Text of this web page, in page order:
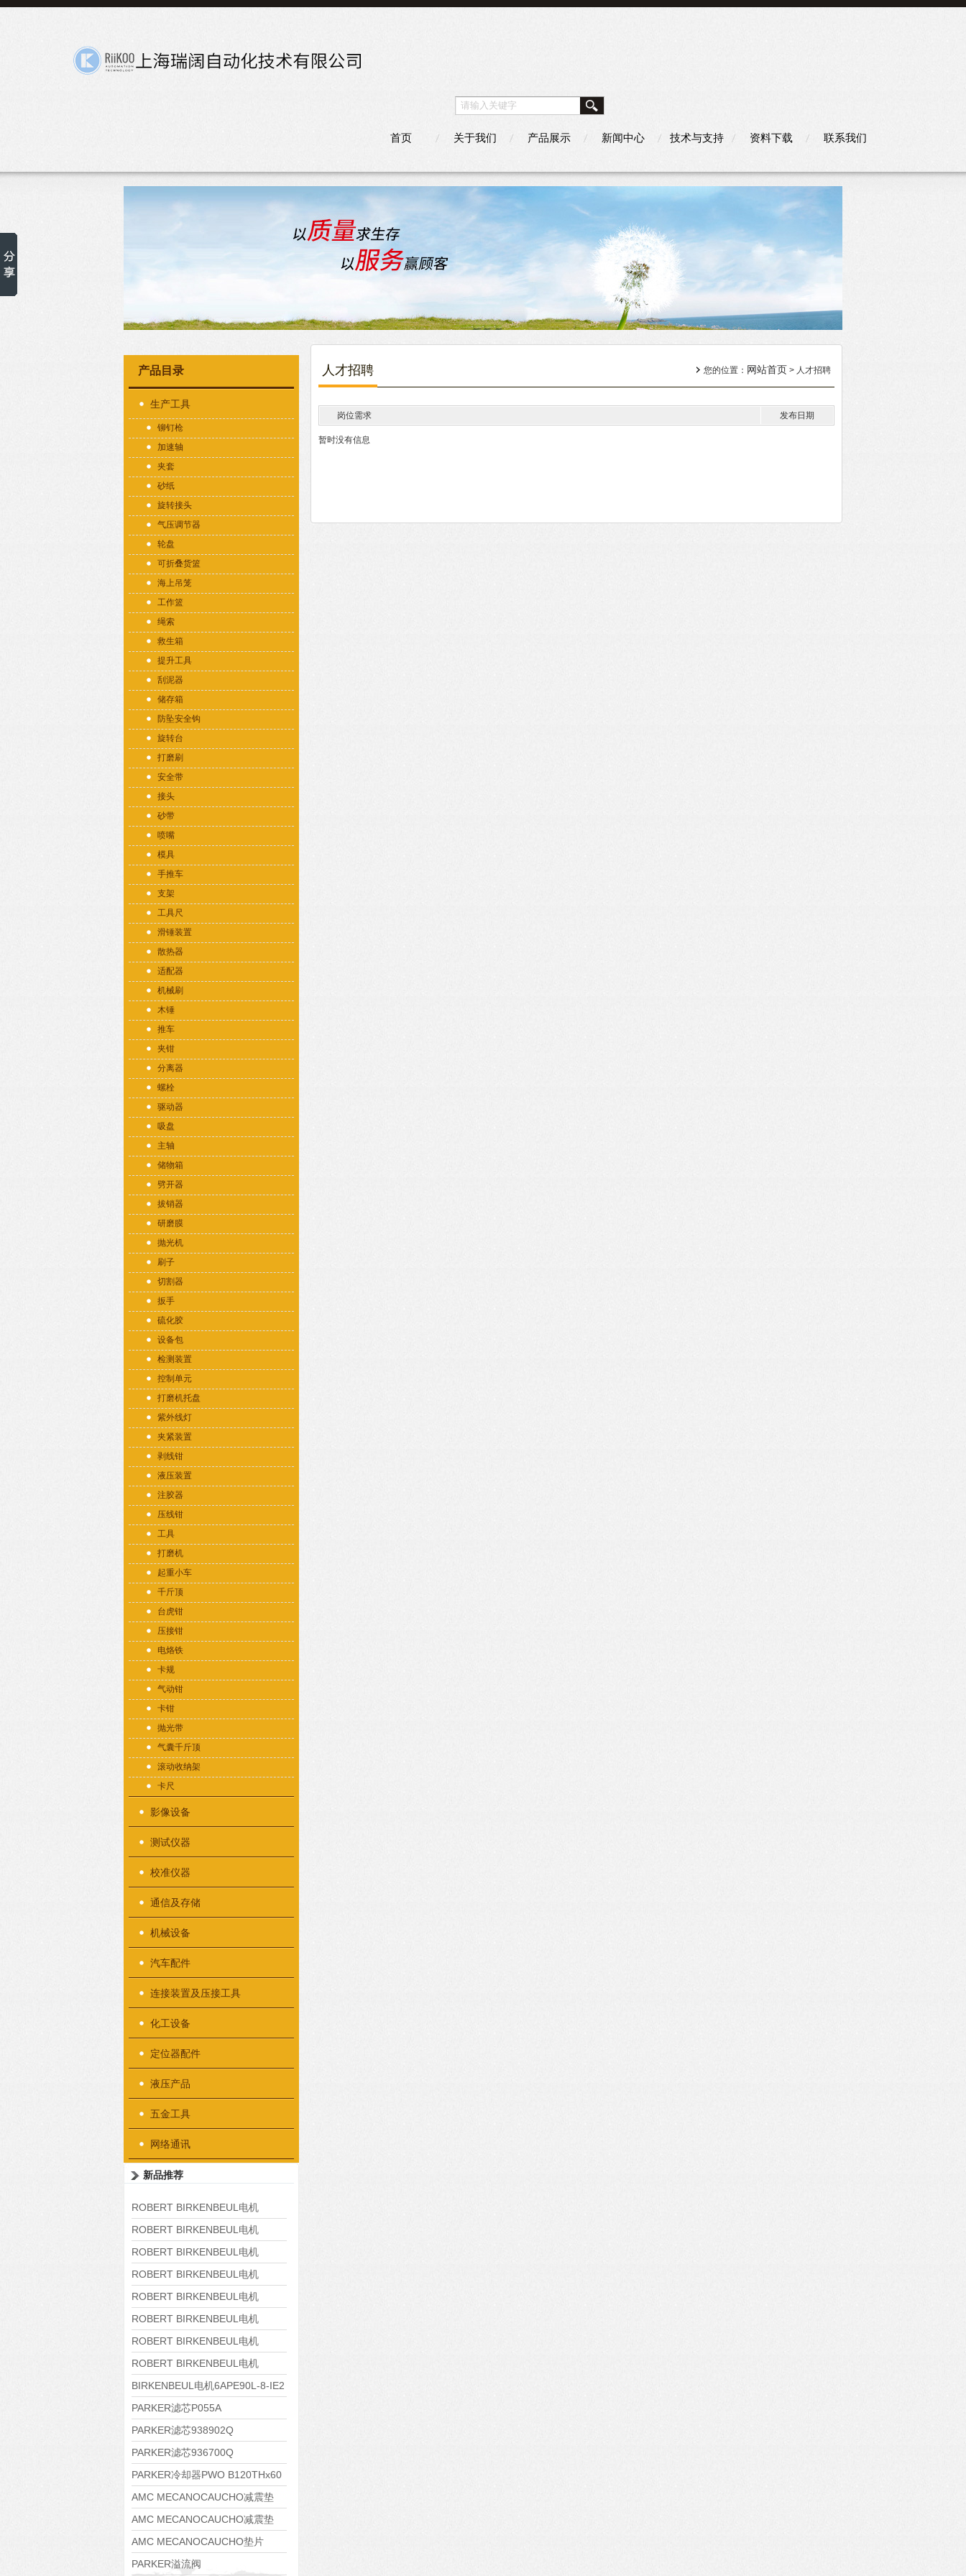
首页 关于我们 产品展示 新闻中心 技术与支持 资料下载 联系我们
产品目录
生产工具
铆钉枪
加速轴
夹套
砂纸
旋转接头
气压调节器
轮盘
可折叠货篮
海上吊笼
工作篮
绳索
救生箱
提升工具
刮泥器
储存箱
防坠安全钩
旋转台
打磨刷
安全带
接头
砂带
喷嘴
模具
手推车
支架
工具尺
滑锤装置
散热器
适配器
机械刷
木锤
推车
夹钳
分离器
螺栓
驱动器
吸盘
主轴
储物箱
劈开器
拔销器
研磨膜
抛光机
刷子
切割器
扳手
硫化胶
设备包
检测装置
控制单元
打磨机托盘
紫外线灯
夹紧装置
剥线钳
液压装置
注胶器
压线钳
工具
打磨机
起重小车
千斤顶
台虎钳
压接钳
电烙铁
卡规
气动钳
卡钳
抛光带
气囊千斤顶
滚动收纳架
卡尺
影像设备
测试仪器
校准仪器
通信及存储
机械设备
汽车配件
连接装置及压接工具
化工设备
定位器配件
液压产品
五金工具
网络通讯
新品推荐
ROBERT BIRKENBEUL电机
8APE225M-4-IE3
ROBERT BIRKENBEUL电机
8APE180L-4 IE3
ROBERT BIRKENBEUL电机
8APE160M-6 IE3
ROBERT BIRKENBEUL电机
8APE160L-4-IE3
ROBERT BIRKENBEUL电机
8APE112M-6K-IE3
ROBERT BIRKENBEUL电机
8APE100L-2 IE3
ROBERT BIRKENBEUL电机
8APE90S-4 IE3
ROBERT BIRKENBEUL电机
8APE80M-2K-IE3
BIRKENBEUL电机6APE90L-8-IE2
PARKER滤芯P055A
PARKER滤芯938902Q
PARKER滤芯936700Q
PARKER冷却器PWO B120THx60
AMC MECANOCAUCHO减震垫
138552
AMC MECANOCAUCHO减震垫
138551
AMC MECANOCAUCHO垫片
608074
PARKER溢流阀
人才招聘 您的位置： 网站首页 > 人才招聘
岗位需求 发布日期
暂时没有信息